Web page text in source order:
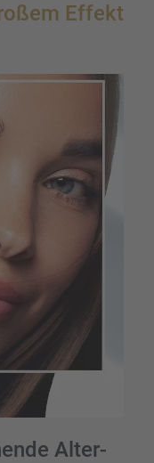
Effekt
Alter­